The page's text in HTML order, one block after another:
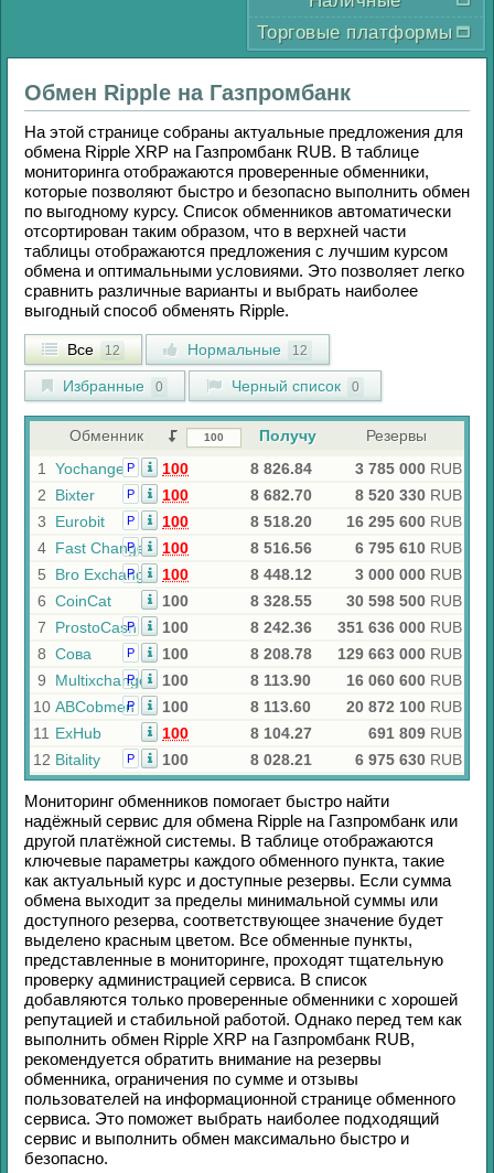
Торговые платформы
Обмен Ripple на Газпромбанк
На этой странице собраны актуальные предложения для
обмена Ripple XRP на Газпромбанк RUB. В таблице
мониторинга отображаются проверенные обменники,
которые позволяют быстро и безопасно выполнить обмен
по выгодному курсу. Список обменников автоматически
отсортирован таким образом, что в верхней части
таблицы отображаются предложения с лучшим курсом
обмена и оптимальными условиями. Это позволяет легко
сравнить различные варианты и выбрать наиболее
выгодный способ обменять Ripple.
Все 12 Нормальные 12
Избранные 0 Черный список 0
Обменник Получу
Резервы
1
YochangeР 100 8 826.84 3 785 000 RUB
2
Bixter Р 100 8 682.70 8 520 330 RUB
3
Eurobit Р 100 8 518.20 16 295 600 RUB
4 Fast Change
Р 100 8 516.56 6 795 610 RUB
5
Bro Exchange
Р 100 8 448.12 3 000 000 RUB
6 CoinCat 100 8 328.55 30 598 500 RUB
7
ProstoCash
Р 100 8 242.36 351 636 000 RUB
8 Сова Р 100 8 208.78 129 663 000 RUB
9
Multixchange
Р 100 8 113.90 16 060 600 RUB
10 ABCobmen
Р 100 8 113.60 20 872 100 RUB
11 ExHub 100 8 104.27 691 809 RUB
12 Bitality Р 100 8 028.21 6 975 630 RUB
Мониторинг обменников помогает быстро найти
надёжный сервис для обмена Ripple на Газпромбанк или
другой платёжной системы. В таблице отображаются
ключевые параметры каждого обменного пункта, такие
как актуальный курс и доступные резервы. Если сумма
обмена выходит за пределы минимальной суммы или
доступного резерва, соответствующее значение будет
выделено красным цветом. Все обменные пункты,
представленные в мониторинге, проходят тщательную
проверку администрацией сервиса. В список
добавляются только проверенные обменники с хорошей
репутацией и стабильной работой. Однако перед тем как
выполнить обмен Ripple XRP на Газпромбанк RUB,
рекомендуется обратить внимание на резервы
обменника, ограничения по сумме и отзывы
пользователей на информационной странице обменного
сервиса. Это поможет выбрать наиболее подходящий
сервис и выполнить обмен максимально быстро и
безопасно.